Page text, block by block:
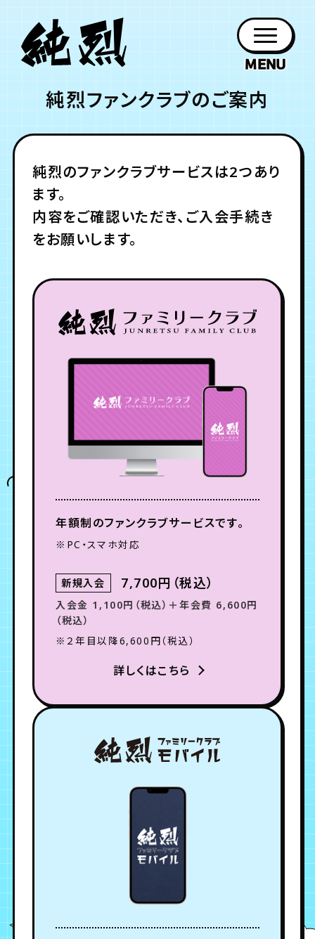
お知らせ 日程 チケット
紹介 作品 日記
グッズ ホーム
年会員制ファンクラブ
会員登録 ログイン
チケット
FC NEWS MOVIE
会員登録 ログイン
年会員制ファンクラブ
チケット
FC TICKET FC NEWS MOVIE
月会員制ファンクラブ
純烈ファンクラブのご案内
純烈のファンクラブサービスは2つあり
ます。
内容をご確認いただき、ご入会手続き
をお願いします。
年額制のファンクラブサービスです。
※PC・スマホ対応
新規入会 7,700円（税込）
入会金 1,100円（税込）＋年会費 6,600円
（税込）
※２年目以降6,600円（税込）
詳しくはこちら